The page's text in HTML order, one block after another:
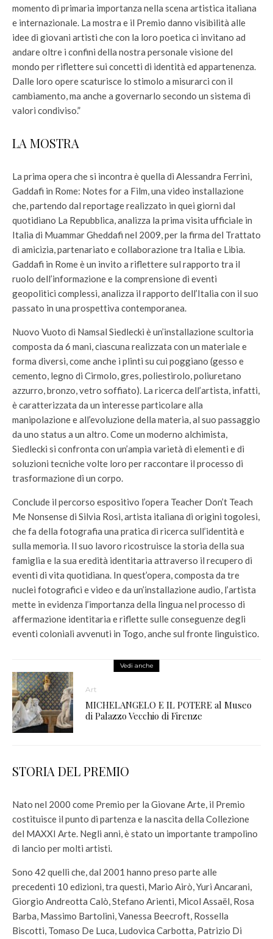
momento di primaria importanza nella scena artistica italiana
e internazionale. La mostra e il Premio danno visibilità alle
idee di giovani artisti che con la loro poetica ci invitano ad
andare oltre i confini della nostra personale visione del
mondo per riflettere sui concetti di identità ed appartenenza.
Dalle loro opere scaturisce lo stimolo a misurarci con il
cambiamento, ma anche a governarlo secondo un sistema di
valori condiviso.”
LA MOSTRA
La prima opera che si incontra è quella di Alessandra Ferrini,
Gaddafi in Rome: Notes for a Film, una video installazione
che, partendo dal reportage realizzato in quei giorni dal
quotidiano La Repubblica, analizza la prima visita ufficiale in
Italia di Muammar Gheddafi nel 2009, per la firma del Trattato
di amicizia, partenariato e collaborazione tra Italia e Libia.
Gaddafi in Rome è un invito a riflettere sul rapporto tra il
ruolo dell’informazione e la comprensione di eventi
geopolitici complessi, analizza il rapporto dell’Italia con il suo
passato in una prospettiva contemporanea.
Nuovo Vuoto di Namsal Siedlecki è un’installazione scultoria
composta da 6 mani, ciascuna realizzata con un materiale e
forma diversi, come anche i plinti su cui poggiano (gesso e
cemento, legno di Cirmolo, gres, poliestirolo, poliuretano
azzurro, bronzo, vetro soffiato). La ricerca dell’artista, infatti,
è caratterizzata da un interesse particolare alla
manipolazione e all’evoluzione della materia, al suo passaggio
da uno status a un altro. Come un moderno alchimista,
Siedlecki si confronta con un’ampia varietà di elementi e di
soluzioni tecniche volte loro per raccontare il processo di
trasformazione di un corpo.
Conclude il percorso espositivo l’opera Teacher Don’t Teach
Me Nonsense di Silvia Rosi, artista italiana di origini togolesi,
che fa della fotografia una pratica di ricerca sull’identità e
sulla memoria. Il suo lavoro ricostruisce la storia della sua
famiglia e la sua eredità identitaria attraverso il recupero di
eventi di vita quotidiana. In quest’opera, composta da tre
nuclei fotografici e video e da un’installazione audio, l’artista
mette in evidenza l’importanza della lingua nel processo di
affermazione identitaria e riflette sulle conseguenze degli
eventi coloniali avvenuti in Togo, anche sul fronte linguistico.
Vedi anche
Art
MICHELANGELO E IL POTERE al Museo
di Palazzo Vecchio di Firenze
STORIA DEL PREMIO
Nato nel 2000 come Premio per la Giovane Arte, il Premio
costituisce il punto di partenza e la nascita della Collezione
del MAXXI Arte. Negli anni, è stato un importante trampolino
di lancio per molti artisti.
Sono 42 quelli che, dal 2001 hanno preso parte alle
precedenti 10 edizioni, tra questi, Mario Airò, Yuri Ancarani,
Giorgio Andreotta Calò, Stefano Arienti, Micol Assaël, Rosa
Barba, Massimo Bartolini, Vanessa Beecroft, Rossella
Biscotti, Tomaso De Luca, Ludovica Carbotta, Patrizio Di